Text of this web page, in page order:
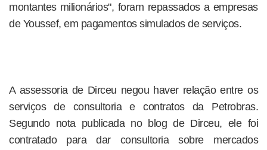
montantes milionários", foram repassados a empresas
de Youssef, em pagamentos simulados de serviços.
A assessoria de Dirceu negou haver relação entre os
serviços de consultoria e contratos da Petrobras.
Segundo nota publicada no blog de Dirceu, ele foi
contratado para dar consultoria sobre mercados